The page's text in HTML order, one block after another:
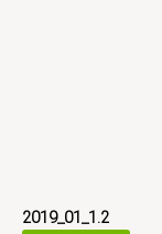
2019_01_1.2